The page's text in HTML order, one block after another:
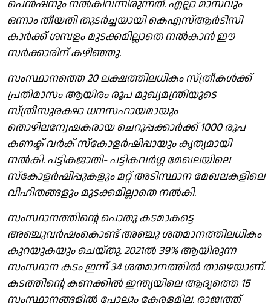
പെൻഷനും നൽകിവന്നിരുന്നത്. എല്ലാ മാസവും
ഒന്നാം തീയതി തുടർച്ചയായി കെഎസ്ആർടിസി
കാർക്ക് ശമ്പളം മുടക്കമില്ലാതെ നൽകാൻ ഈ
സർക്കാരിന് കഴിഞ്ഞു.
സംസ്ഥാനത്തെ 20 ലക്ഷത്തിലധികം സ്ത്രീകൾക്ക്
പ്രതിമാസം ആയിരം രൂപ മുഖ്യമന്ത്രിയുടെ
സ്ത്രീസുരക്ഷാ ധനസഹായമായും
തൊഴിലന്വേഷകരായ ചെറുപ്പക്കാർക്ക് 1000 രൂപ
കണക്ട് വർക് സ്കോളർഷിപ്പായും കൃത്യമായി
നൽകി. പട്ടികജാതി- പട്ടികവർഗ്ഗ മേഖലയിലെ
സ്കോളർഷിപ്പുകളും മറ്റ് അടിസ്ഥാന മേഖലകളിലെ
വിഹിതങ്ങളും മുടക്കമില്ലാതെ നൽകി.
സംസ്ഥാനത്തിന്റെ പൊതു കടമാകട്ടെ
അഞ്ചുവർഷംകൊണ്ട് അഞ്ചു ശതമാനത്തിലധികം
കുറയുകയും ചെയ്തു. 2021ൽ 39% ആയിരുന്ന
സംസ്ഥാന കടം ഇന്ന് 34 ശതമാനത്തിൽ താഴെയാണ്.
കടത്തിന്റെ കണക്കിൽ ഇന്ത്യയിലെ ആദ്യത്തെ 15
സംസ്ഥാനങ്ങളിൽ പോലും കേരളമില്ല. രാജ്യത്ത്